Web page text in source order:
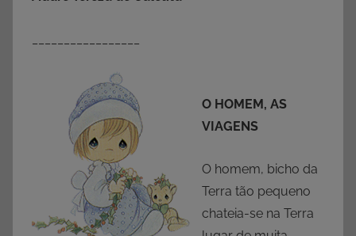
O HOMEM, AS
VIAGENS
O homem, bicho da
Terra tão pequeno
chateia-se na Terra